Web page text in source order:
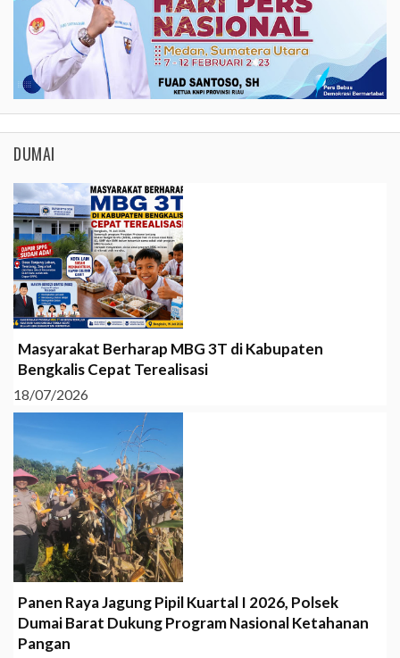
DUMAI
Masyarakat Berharap MBG 3T di Kabupaten
Bengkalis Cepat Terealisasi
18/07/2026
Panen Raya Jagung Pipil Kuartal I 2026, Polsek
Dumai Barat Dukung Program Nasional Ketahanan
Pangan